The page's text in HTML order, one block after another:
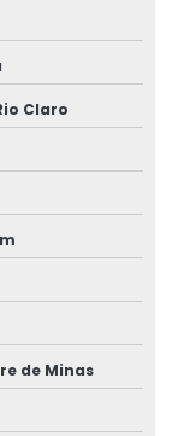
Claro
de Minas